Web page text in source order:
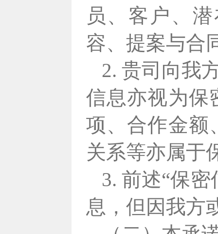
员、客户、
容、提案与合
2. 贵司向我
信息亦视为保
项、合作金额
关系等亦属于
3. 前述“保
息，但因我方